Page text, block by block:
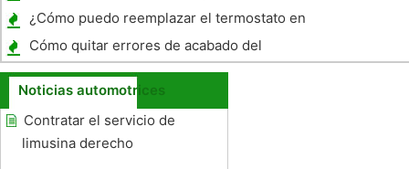
Ford Escort
¿Cómo puedo reemplazar el termostato en
un 2000 Volvo S40?
Cómo quitar errores de acabado del
vehículo
Noticias automotrices
Contratar el servicio de
limusina derecho